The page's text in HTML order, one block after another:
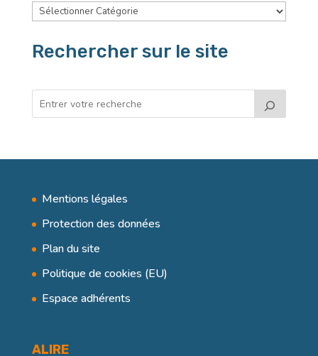
Rechercher sur le site
Mentions légales
Protection des données
Plan du site
Politique de cookies (EU)
Espace adhérents
ALIRE